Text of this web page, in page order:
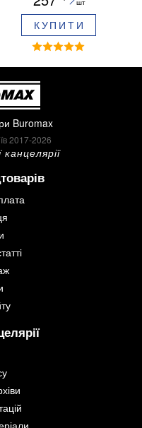
шт
КУПИТИ
Buromax
2017-2026